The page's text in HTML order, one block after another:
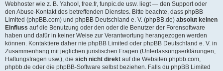
Webhoster wie z. B. Yahoo!, free.fr, funpic.de usw. liegt — den Support oder
den Abuse-Kontakt des betreffenden Dienstes. Bitte beachte, dass phpBB
Limited (phpBB.com) und phpBB Deutschland e. V. (phpBB.de) absolut keinen
Einfluss auf die Benutzung oder den oder die Benutzer der Forensoftware
haben und dafür in keiner Weise zur Verantwortung herangezogen werden
können. Kontaktiere daher nie phpBB Limited oder phpBB Deutschland e. V. in
Zusammenhang mit jeglichen juristischen Fragen (Unterlassungserklärungen,
Haftungsfragen usw.), die sich nicht direkt auf die Websiten phpbb.com,
phpbb.de oder die phpBB-Software selbst beziehen. Falls du phpBB Limited